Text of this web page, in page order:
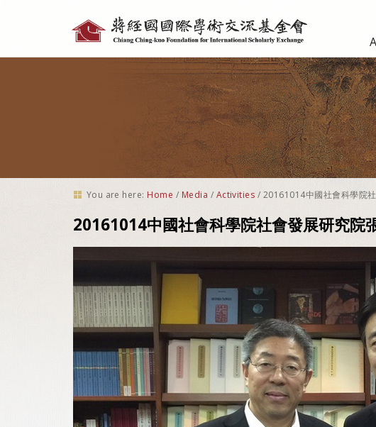
tools
You are here: Home / Media / Activities / 20161014中國社會科學院
20161014中國社會科學院社會發展研究院